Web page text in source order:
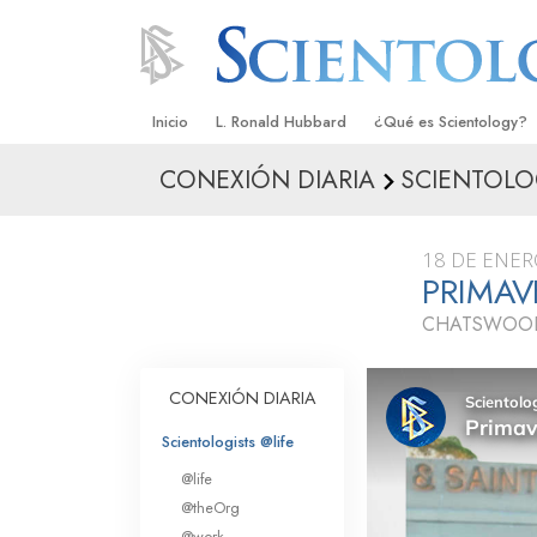
Inicio L. Ronald Hubbard ¿Qué es Scientology?
Creencias y Prácticas
Qué dicen los
Scientology
Conoce a un
Dentro de una Iglesia
Los Principios
Una Introducción a
CONEXIÓN DIARIA
18 DE
CONEXIÓN DIARIA
Scientologists @life
@life
@theOrg